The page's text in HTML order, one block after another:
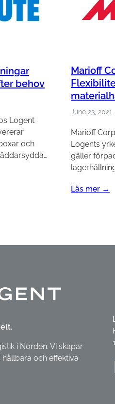
behov
Logent
och
Marioff
June 23, 2021
Marioff
Logents
gäller
Läs mer →
i Norden. Vi skapar
och effektiva